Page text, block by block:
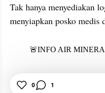
Tak hanya menyediakan
menyiapkan posko medis
News Demo
0 1